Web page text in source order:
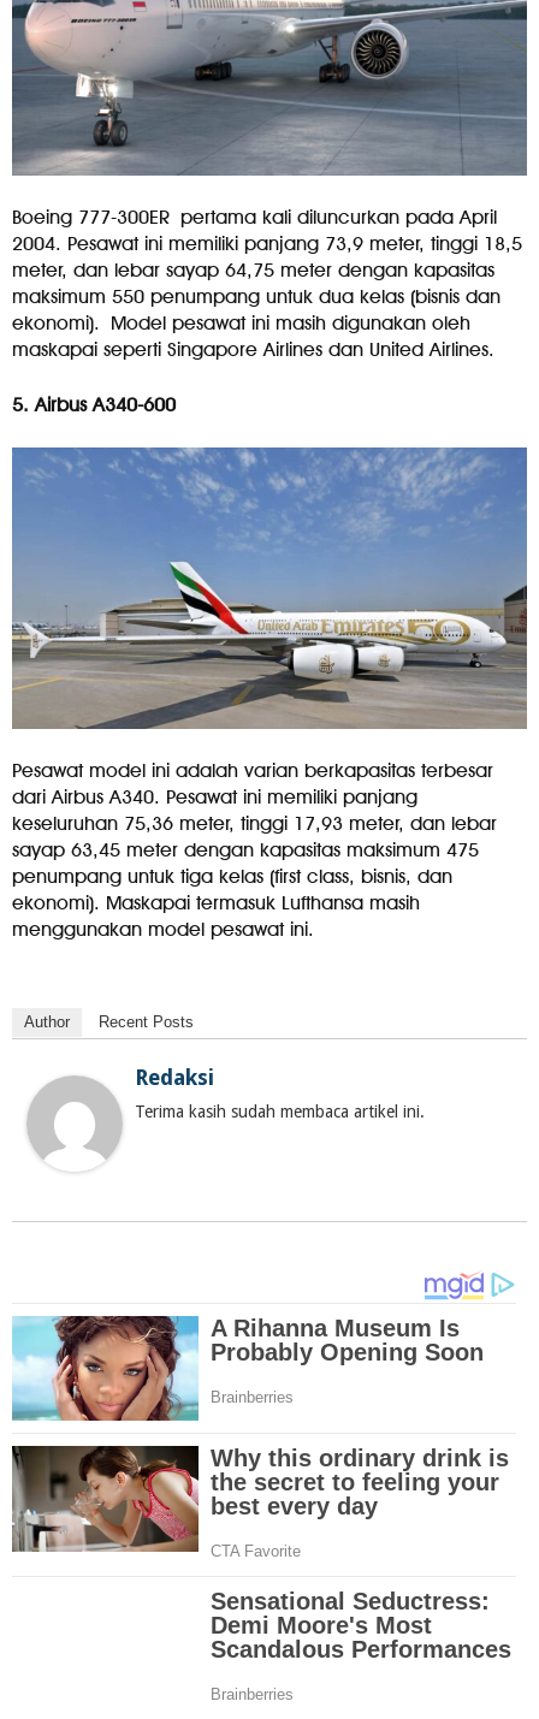
Boeing 777-300ER pertama kali diluncurkan pada April
2004. Pesawat ini memiliki panjang 73,9 meter, tinggi 18,5
meter, dan lebar sayap 64,75 meter dengan kapasitas
maksimum 550 penumpang untuk dua kelas (bisnis dan
ekonomi). Model pesawat ini masih digunakan oleh
maskapai seperti Singapore Airlines dan United Airlines.
5. Airbus A340-600
Pesawat model ini adalah varian berkapasitas terbesar
dari Airbus A340. Pesawat ini memiliki panjang
keseluruhan 75,36 meter, tinggi 17,93 meter, dan lebar
sayap 63,45 meter dengan kapasitas maksimum 475
penumpang untuk tiga kelas (first class, bisnis, dan
ekonomi). Maskapai termasuk Lufthansa masih
menggunakan model pesawat ini.
Author Recent Posts
Redaksi
Terima kasih sudah membaca artikel ini.